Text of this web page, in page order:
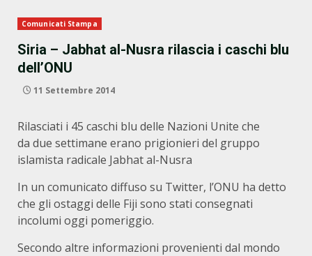
Comunicati Stampa
Siria – Jabhat al-Nusra rilascia i caschi blu
dell’ONU
11 Settembre 2014
Rilasciati i 45 caschi blu delle Nazioni Unite che
da due settimane erano prigionieri del gruppo
islamista radicale Jabhat al-Nusra
In un comunicato diffuso su Twitter, l’ONU ha detto
che gli ostaggi delle Fiji sono stati consegnati
incolumi oggi pomeriggio.
Secondo altre informazioni provenienti dal mondo